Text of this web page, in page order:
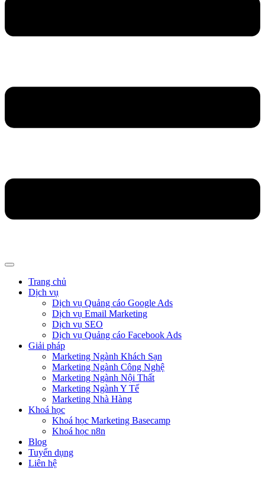
Trang chủ
Dịch vụ
Dịch vụ Quảng cáo Google Ads
Dịch vụ Email Marketing
Dịch vụ SEO
Dịch vụ Quảng cáo Facebook Ads
Giải pháp
Marketing Ngành Khách Sạn
Marketing Ngành Công Nghệ
Marketing Ngành Nội Thất
Marketing Ngành Y Tế
Marketing Nhà Hàng
Khoá học
Khoá học Marketing Basecamp
Khoá học n8n
Blog
Tuyển dụng
Liên hệ